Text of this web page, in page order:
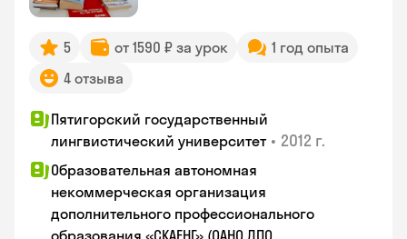
5 от 1590 ₽ за урок
1 год опыта
4 отзыва
Пятигорский государственный
лингвистический университет • 2012 г.
Образовательная автономная
некоммерческая организация
дополнительного профессионального
образования «СКАЕНГ» (ОАНО ДПО